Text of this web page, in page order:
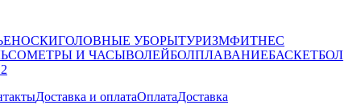
НОСКИГОЛОВНЫЕ УБОРЫТУРИЗМФИТНЕС
И ЧАСЫВОЛЕЙБОЛПЛАВАНИЕБАСКЕТБОЛ
Доставка и оплатаОплатаДоставка